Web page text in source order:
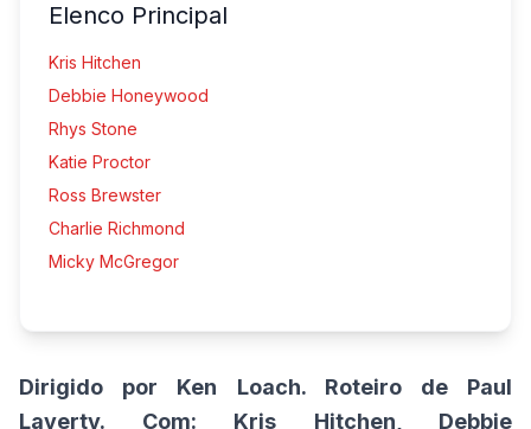
Elenco Principal
Kris Hitchen
Debbie Honeywood
Rhys Stone
Katie Proctor
Ross Brewster
Charlie Richmond
Micky McGregor
Dirigido por Ken Loach. Roteiro de Paul
Laverty. Com: Kris Hitchen, Debbie